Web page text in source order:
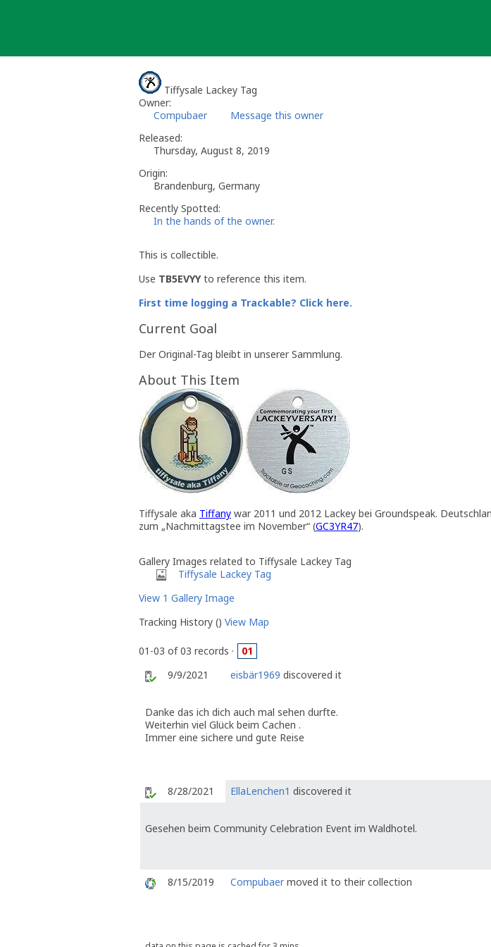
Tiffysale Lackey Tag
Owner:
Compubaer
Message this owner
Released:
Thursday, August 8, 2019
Origin:
Brandenburg, Germany
Recently Spotted:
In the hands of the owner.
This is collectible.
Use TB5EVYYto reference this item.
First time logging a Trackable? Click here.
Current Goal
Der Original-Tag bleibt in unserer Sammlung.
About This Item
Tiffysale aka Tiffany war 2011 und 2012 Lackey bei Groundspeak.
zum „Nachmittagstee im November“ (GC3YR47).
Gallery Images related to Tiffysale Lackey Tag
Tiffysale Lackey Tag
View 1 Gallery Image
Tracking History () View Map
01-03 of 03 records ·
01
9/9/2021
eisbär1969 discovered it
Danke das ich dich auch mal sehen durfte.
Weiterhin viel Glück beim Cachen .
Immer eine sichere und gute Reise
8/28/2021 EllaLenchen1 discovered it
Gesehen beim Community Celebration Event im Waldhotel.
8/15/2019 Compubaermoved it to their collection